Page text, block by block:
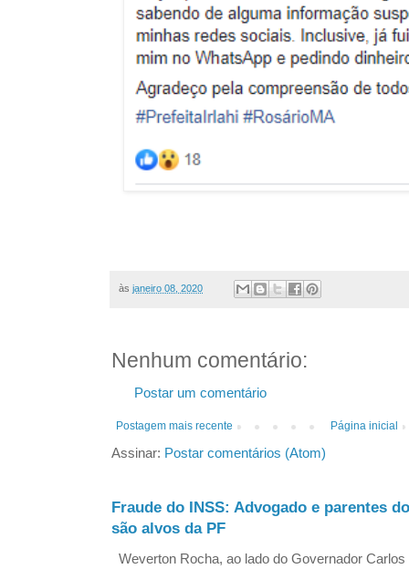
às janeiro 08, 2020
Nenhum comentário:
Postar um comentário
Postagem mais recente Página inicial
Assinar: Postar comentários (Atom)
Fraude do INSS: Advogado e parentes
são alvos da PF
Weverton Rocha, ao lado do Governador